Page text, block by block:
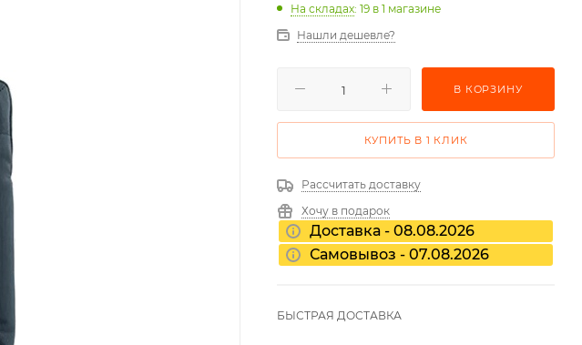
На складах: 19 в 1 магазине
Нашли дешевле?
В КОРЗИНУ
КУПИТЬ В 1 КЛИК
Рассчитать доставку
Хочу в подарок
Доставка - 08.08.2026
Самовывоз - 07.08.2026
БЫСТРАЯ ДОСТАВКА